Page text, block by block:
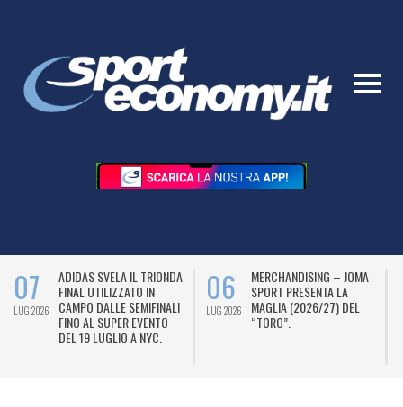
07
LUG 2026
ADIDAS SVELA IL TRIONDA
FINAL UTILIZZATO IN
CAMPO DALLE SEMIFINALI
FINO AL SUPER EVENTO
DEL 19 LUGLIO A NYC.
06
LUG 2026
MERCHANDISING – JOMA
SPORT PRESENTA LA
MAGLIA (2026/27) DEL
“TORO”.